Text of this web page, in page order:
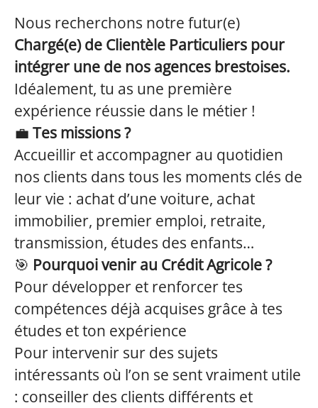
Nous recherchons notre futur(e)
Chargé(e) de Clientèle Particuliers pour
intégrer une de nos agences brestoises.
Idéalement, tu as une première
expérience réussie dans le métier !
💼 Tes missions ?
Accueillir et accompagner au quotidien
nos clients dans tous les moments clés de
leur vie : achat d’une voiture, achat
immobilier, premier emploi, retraite,
transmission, études des enfants…
🎯 Pourquoi venir au Crédit Agricole ?
Pour développer et renforcer tes
compétences déjà acquises grâce à tes
études et ton expérience
Pour intervenir sur des sujets
intéressants où l’on se sent vraiment utile
: conseiller des clients différents et